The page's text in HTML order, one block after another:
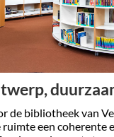
de bibliotheek van
ruimte een coherente